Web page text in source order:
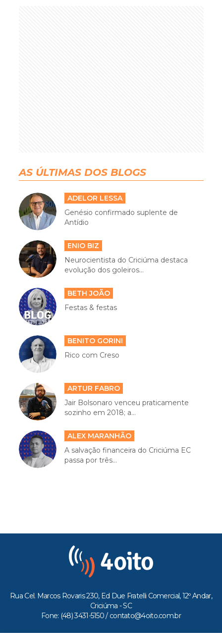
AS ÚLTIMAS DOS BLOGS
ADELOR LESSA
Genésio confirmado suplente de
Antídio
ENIO BIZ
Neurocientista do Criciúma destaca
evolução dos goleiros...
BETH JOÃO
Festas & festas
BENITO GORINI
Rico com Creso
ARTUR FABRO
Jair Bolsonaro venceu praticamente
sozinho em 2018; a...
ALEX MARANHÃO
A salvação financeira do Criciúma EC
passa por três...
Rua Cel. Marcos Rovaris 230, Ed Due Fratelli Comercial, 12º Andar,
Criciúma - SC
Fone: (48) 3431-5150 / contato@4oito.com.br